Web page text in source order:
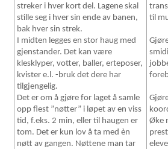
streker i hver kort del. Lagene skal
stille seg i hver sin ende av banen,
bak hver sin strek.
I midten legges en stor haug med
gjenstander. Det kan være
klesklyper, votter, baller, erteposer,
kvister e.l. -bruk det dere har
tilgjengelig.
Det er om å gjøre for laget å samle
opp flest ”nøtter” i løpet av en viss
tid, f.eks. 2 min, eller til haugen er
tom. Det er kun lov å ta med èn
nøtt av gangen. Nøttene man tar
til
Øke